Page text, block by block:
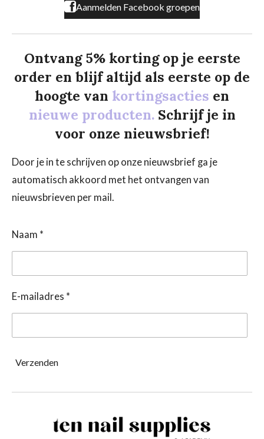
Aanmelden Facebook groepen
Ontvang 5% korting op je eerste
order en blijf altijd als eerste op de
hoogte van kortingsacties en
nieuwe producten. Schrijf je in
voor onze nieuwsbrief!
Door je in te schrijven op onze nieuwsbrief ga je
automatisch akkoord met het ontvangen van
nieuwsbrieven per mail.
Naam *
E-mailadres *
Verzenden